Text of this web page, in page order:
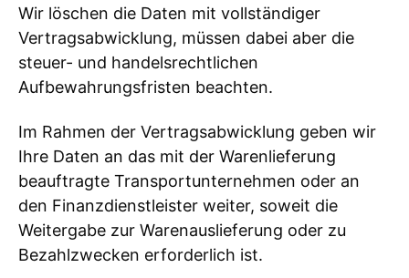
Wir löschen die Daten mit vollständiger
Vertragsabwicklung, müssen dabei aber die
steuer- und handelsrechtlichen
Aufbewahrungsfristen beachten.
Im Rahmen der Vertragsabwicklung geben wir
Ihre Daten an das mit der Warenlieferung
beauftragte Transportunternehmen oder an
den Finanzdienstleister weiter, soweit die
Weitergabe zur Warenauslieferung oder zu
Bezahlzwecken erforderlich ist.